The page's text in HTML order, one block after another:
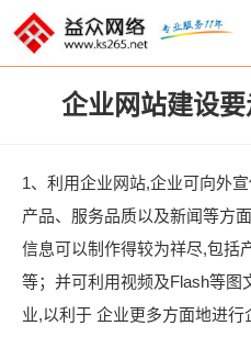
企业网站建设
1、利用企业网站,企业可向外
产品、服务品质以及新闻等方
信息可以制作得较为祥尽,包括
等；并可利用视频及Flash等图
业,以利于 企业更多方面地进行